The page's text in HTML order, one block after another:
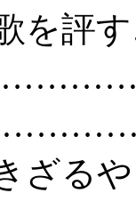
歌
む
き